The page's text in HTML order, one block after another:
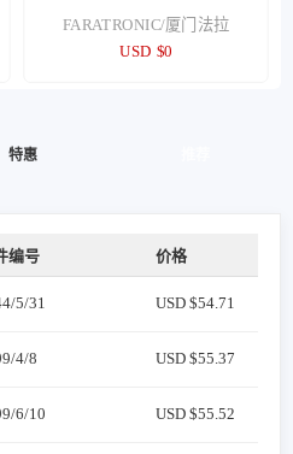
FARATRONIC/厦门法拉
USD $0
特惠
编号 价格
5/31 USD $54.71
4/8 USD $55.37
6/10 USD $55.52